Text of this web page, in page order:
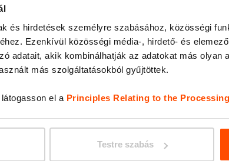
és hirdetések személyre szabásához, közösségi
Ezenkívül közösségi média-, hirdető- és
adatait, akik kombinálhatják az adatokat más olyan
más szolgáltatásokból gyűjtöttek.
el a Principles Relating to the
Testre szabás
Utasvárók
Köztéri
Fedett
kerékpártárolók
Köztéri